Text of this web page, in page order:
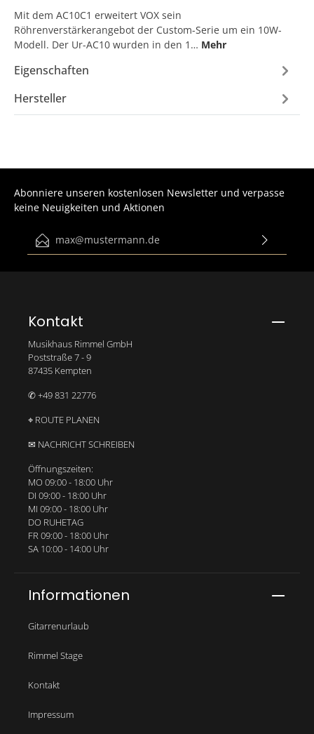
Mit dem AC10C1 erweitert VOX sein
Röhrenverstärkerangebot der Custom-Serie um ein 10W-
Modell. Der Ur-AC10 wurden in den 1… Mehr
Eigenschaften
Hersteller
Abonniere unseren kostenlosen Newsletter und verpasse
keine Neuigkeiten und Aktionen
E-Mail-Adresse*
Kontakt
Musikhaus Rimmel GmbH
Poststraße 7 - 9
87435 Kempten
✆ +49 831 22776
⌖ ROUTE PLANEN
✉ NACHRICHT SCHREIBEN
Öffnungszeiten:
MO 09:00 - 18:00 Uhr
DI 09:00 - 18:00 Uhr
MI 09:00 - 18:00 Uhr
DO RUHETAG
FR 09:00 - 18:00 Uhr
SA 10:00 - 14:00 Uhr
Informationen
Gitarrenurlaub
Rimmel Stage
Kontakt
Impressum